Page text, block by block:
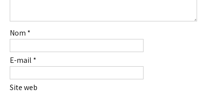
Nom *
E-mail *
Site web